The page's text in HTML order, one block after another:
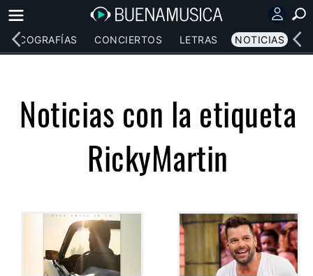
DISCOGRAFÍAS CONCIERTOS LETRAS NOTICIAS
Noticias con la etiqueta
RickyMartin